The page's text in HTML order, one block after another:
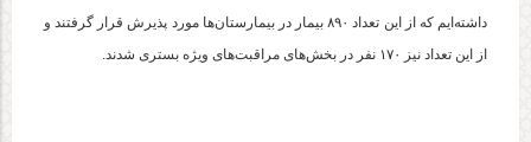
داشته‌ایم که از این تعداد ۸۹۰ بیمار در بیمارستان‌ها مورد پذیرش قرار گرفتند و
از این تعداد نیز ۱۷۰ نفر در بخش‌های مراقبت‌های ویژه بستری شدند.